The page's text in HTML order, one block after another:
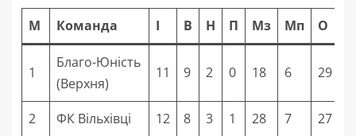
М Команда І В Н П Мз Мп О
1
Благо-Юність
(Верхня)
11 9 2 0 18 6 29
2 ФК Вільхівці 12 8 3 1 28 7 27